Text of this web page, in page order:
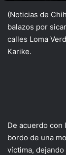
(Noticias de
balazos por
calles Loma
Karike.
De acuerdo
bordo de una
víctima,